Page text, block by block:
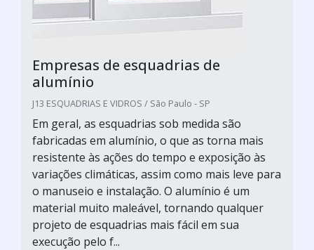
Empresas de esquadrias de
alumínio
J13 ESQUADRIAS E VIDROS / São Paulo - SP
Em geral, as esquadrias sob medida são
fabricadas em alumínio, o que as torna mais
resistente às ações do tempo e exposição às
variações climáticas, assim como mais leve para
o manuseio e instalação. O alumínio é um
material muito maleável, tornando qualquer
projeto de esquadrias mais fácil em sua
execução pelo f...